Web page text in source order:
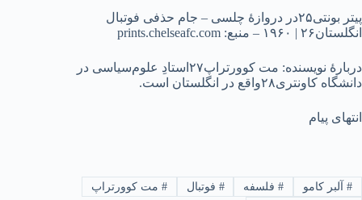
پیتر بونتی۲۵در دروازۀ چلسی – جام حذفی فوتبال
انگلستان۲۶ | ۱۹۶۰ – منبع: prints.chelseafc.com
دربارۀ نویسنده: مت کوورتراپ۲۷استادِ علوم‌سیاسی در
دانشگاه کاونتری۲۸واقع در انگلستان است.
انتهای پیام
#آلبر کامو #فلسفه # فوتبال # مت کوورتراپ